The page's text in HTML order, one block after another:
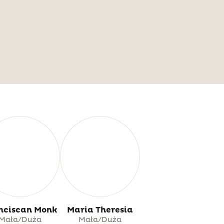
Monk
Duża
Maria Theresia
Mała/Duża